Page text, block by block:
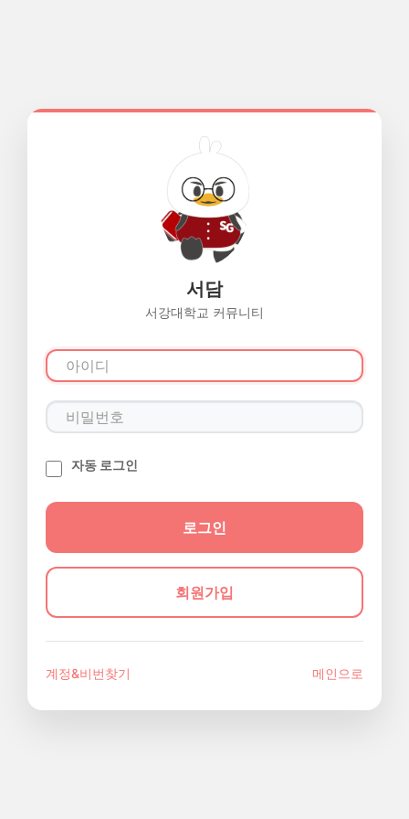
서담
서강대학교 커뮤니티
자동 로그인
회원가입
계정&비번찾기 메인으로